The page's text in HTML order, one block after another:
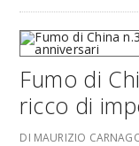
Fumo di
ricco di
DI MAURIZIO